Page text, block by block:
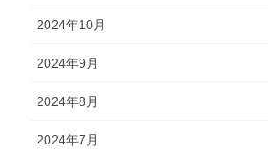
2024年10月
2024年9月
2024年8月
2024年7月